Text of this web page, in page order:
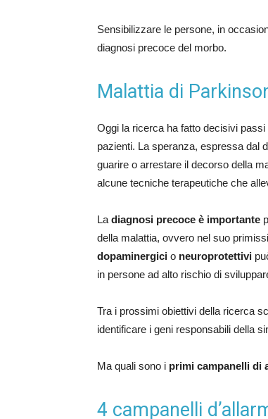
Sensibilizzare le persone, in
diagnosi precoce del morbo.
Malattia di
Oggi la ricerca ha fatto decisivi
pazienti. La speranza, espressa dal
guarire o arrestare il decorso della
alcune tecniche terapeutiche che
La diagnosi precoce è importante
della malattia, ovvero nel suo
dopaminergici o neuroprotettivi
in persone ad alto rischio di
Tra i prossimi obiettivi della ricerca
identificare i geni responsabili della
Ma quali sono i primi campanelli di
4 campanelli